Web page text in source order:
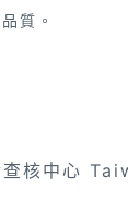
質。
核中心